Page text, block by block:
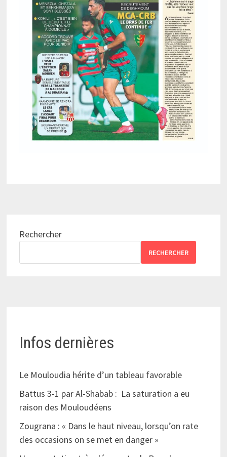
Rechercher
RECHERCHER
Infos dernières
Le Mouloudia hérite d’un tableau favorable
Battus 3-1 par Al-Shabab : La saturation a eu
raison des Mouloudéens
Zougrana : « Dans le haut niveau, lorsqu’on rate
des occasions on se met en danger »